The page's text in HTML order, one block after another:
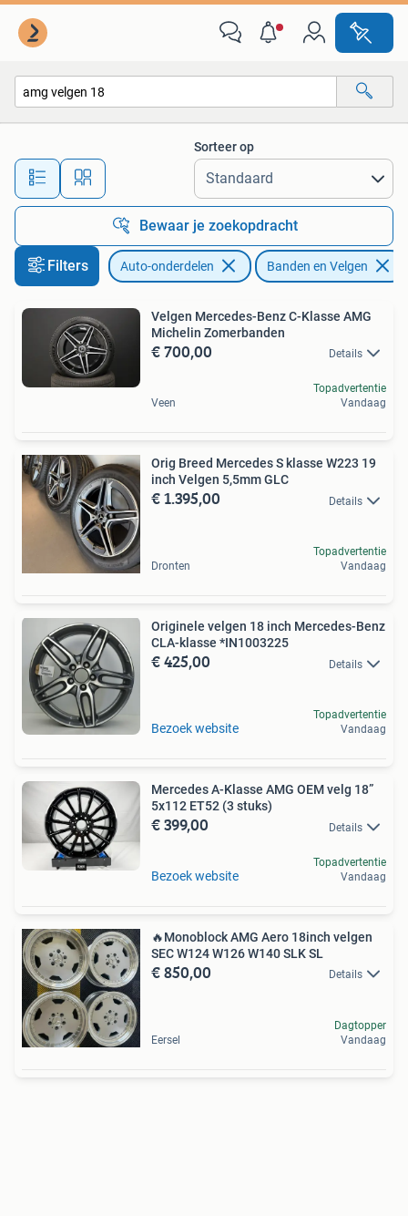
Alle afstanden…
Sorteer op
Bewaar je zoekopdracht
Filters Auto-onderdelen Banden en Velgen
Velgen Mercedes-Benz C-Klasse AMG
Michelin Zomerbanden
€ 700,00 Details
Veen
Topadvertentie
Vandaag
Orig Breed Mercedes S klasse W223 19
inch Velgen 5,5mm GLC
€ 1.395,00 Details
Dronten
Topadvertentie
Vandaag
Originele velgen 18 inch Mercedes-Benz
CLA-klasse *IN1003225
€ 425,00 Details
Bezoek website
Topadvertentie
Vandaag
Mercedes A-Klasse AMG OEM velg 18”
5x112 ET52 (3 stuks)
€ 399,00 Details
Bezoek website
Topadvertentie
Vandaag
🔥Monoblock AMG Aero 18inch velgen
SEC W124 W126 W140 SLK SL
€ 850,00 Details
Eersel
Dagtopper
Vandaag